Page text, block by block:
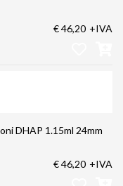
€ 46,20 +IVA
DHAP 1.15ml 24mm
€ 46,20 +IVA